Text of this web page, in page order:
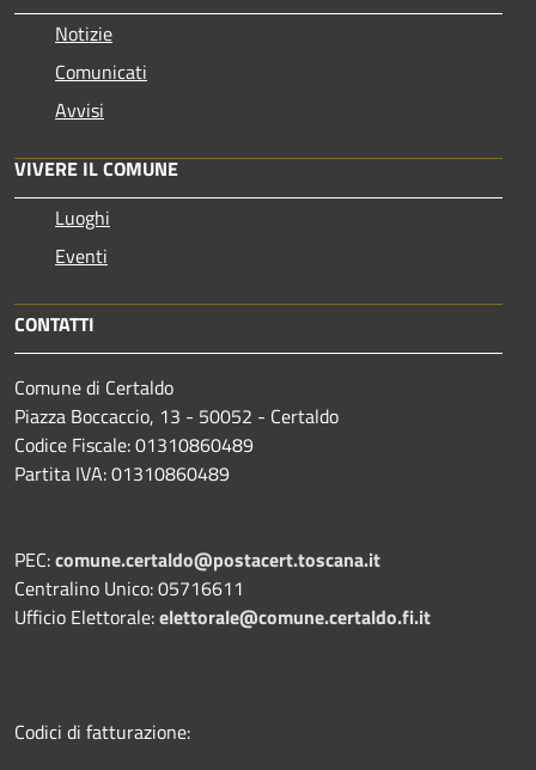
Notizie
Comunicati
Avvisi
VIVERE IL COMUNE
Luoghi
Eventi
CONTATTI
Comune di Certaldo
Piazza Boccaccio, 13 - 50052 - Certaldo
Codice Fiscale: 01310860489
Partita IVA: 01310860489
PEC:comune.certaldo@postacert.toscana.it
Centralino Unico: 05716611
Ufficio Elettorale:elettorale@comune.certaldo.fi.it
Codici di fatturazione: